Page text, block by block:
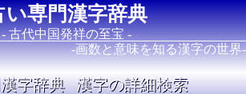
い専門漢字辞典
- 古代中国発祥の至宝 -
-画数と意味を知る漢字の世界-
字辞典
漢字の詳細検索